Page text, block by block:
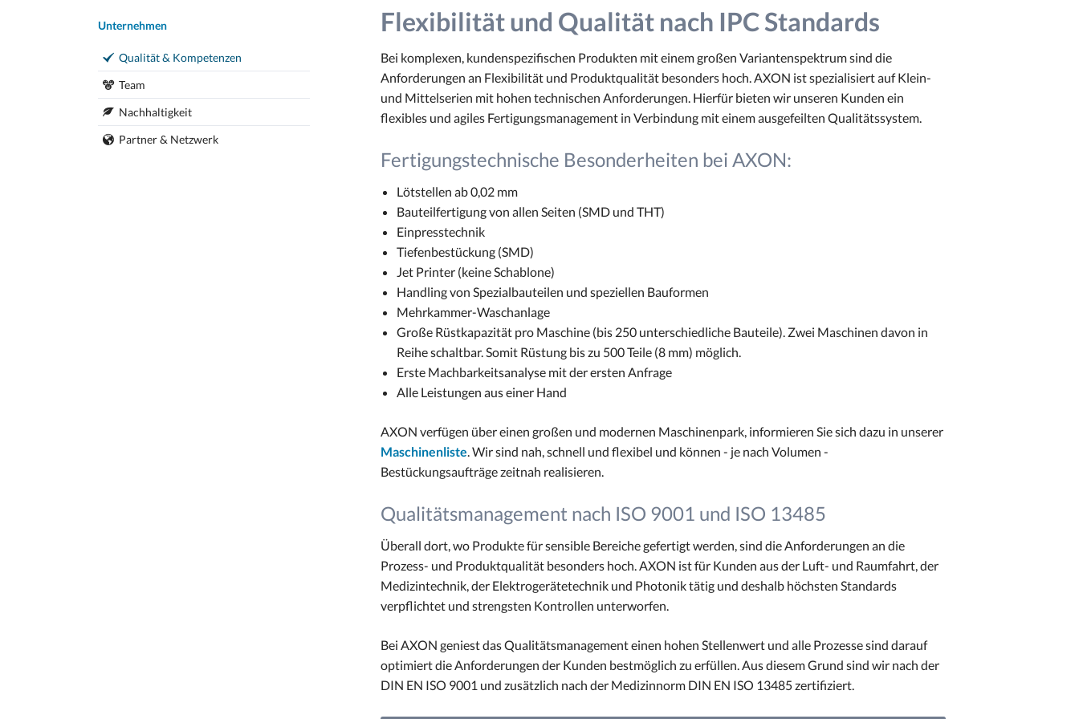
Flexibilität und Qualität nach IPC Standards
Bei komplexen, kundenspezifischen Produkten mit einem großen Variantenspektrum sind die
Anforderungen an Flexibilität und Produktqualität besonders hoch. AXON ist spezialisiert auf Klein-
und Mittelserien mit hohen technischen Anforderungen. Hierfür bieten wir unseren Kunden ein
flexibles und agiles Fertigungsmanagement in Verbindung mit einem ausgefeilten Qualitätssystem.
Fertigungstechnische Besonderheiten bei AXON:
Lötstellen ab 0,02 mm
Bauteilfertigung von allen Seiten (SMD und THT)
Einpresstechnik
Tiefenbestückung (SMD)
Jet Printer (keine Schablone)
Handling von Spezialbauteilen und speziellen Bauformen
Mehrkammer-Waschanlage
Große Rüstkapazität pro Maschine (bis 250 unterschiedliche Bauteile). Zwei Maschinen davon in
Reihe schaltbar. Somit Rüstung bis zu 500 Teile (8 mm) möglich.
Erste Machbarkeitsanalyse mit der ersten Anfrage
Alle Leistungen aus einer Hand
AXON verfügen über einen großen und modernen Maschinenpark, informieren Sie sich dazu in unserer
Maschinenliste. Wir sind nah, schnell und flexibel und können - je nach Volumen -
Bestückungsaufträge zeitnah realisieren.
Qualitätsmanagement nach ISO 9001 und ISO 13485
Überall dort, wo Produkte für sensible Bereiche gefertigt werden, sind die Anforderungen an die
Prozess- und Produktqualität besonders hoch. AXON ist für Kunden aus der Luft- und Raumfahrt, der
Medizintechnik, der Elektrogerätetechnik und Photonik tätig und deshalb höchsten Standards
verpflichtet und strengsten Kontrollen unterworfen.
Bei AXON geniest das Qualitätsmanagement einen hohen Stellenwert und alle Prozesse sind darauf
optimiert die Anforderungen der Kunden bestmöglich zu erfüllen. Aus diesem Grund sind wir nach der
DIN EN ISO 9001 und zusätzlich nach der Medizinnorm DIN EN ISO 13485 zertifiziert.
Navigation
Unternehmen
Qualität & Kompetenzen
Team
Nachhaltigkeit
Partner & Netzwerk